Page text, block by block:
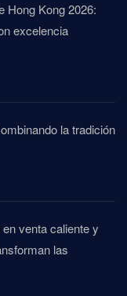
Hong Kong 2026:
excelencia
la tradición
venta caliente y
las